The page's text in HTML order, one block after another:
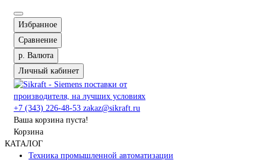
Избранное
Сравнение
р. Валюта
Личный кабинет
+7 (343) 226-48-53 zakaz@sikraft.ru
Ваша корзина пуста!
Корзина
КАТАЛОГ
Техника промышленной автоматизации